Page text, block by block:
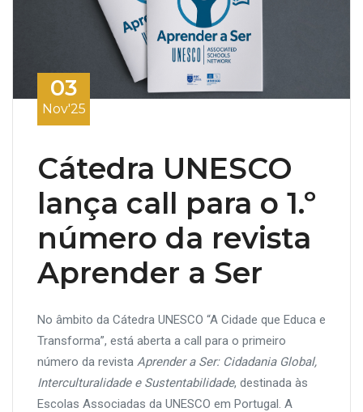
03
Nov'25
Cátedra UNESCO
lança call para o 1.º
número da revista
Aprender a Ser
No âmbito da Cátedra UNESCO “A Cidade que Educa e
Transforma”, está aberta a call para o primeiro
número da revista Aprender a Ser: Cidadania Global,
Interculturalidade e Sustentabilidade, destinada às
Escolas Associadas da UNESCO em Portugal. A